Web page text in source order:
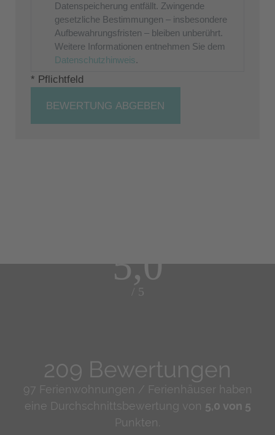
Datenspeicherung entfällt. Zwingende
gesetzliche Bestimmungen – insbesondere
Aufbewahrungsfristen – bleiben unberührt.
Weitere Informationen entnehmen Sie dem
Datenschutzhinweis.
* Pflichtfeld
BEWERTUNG ABGEBEN
5,0
/ 5
209 Bewertungen
97 Ferienwohnungen / Ferienhäuser haben
eine Durchschnittsbewertung von 5,0 von 5
Punkten.